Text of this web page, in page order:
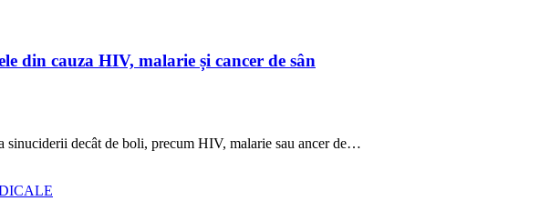
din cauza HIV, malarie și cancer de sân
sinuciderii decât de boli, precum HIV, malarie sau ancer de…